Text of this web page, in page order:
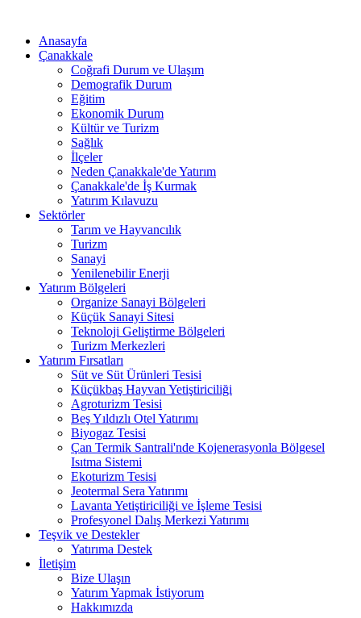
Anasayfa
Çanakkale
Coğrafi Durum ve Ulaşım
Demografik Durum
Eğitim
Ekonomik Durum
Kültür ve Turizm
Sağlık
İlçeler
Neden Çanakkale'de Yatırım
Çanakkale'de İş Kurmak
Yatırım Kılavuzu
Sektörler
Tarım ve Hayvancılık
Turizm
Sanayi
Yenilenebilir Enerji
Yatırım Bölgeleri
Organize Sanayi Bölgeleri
Küçük Sanayi Sitesi
Teknoloji Geliştirme Bölgeleri
Turizm Merkezleri
Yatırım Fırsatları
Süt ve Süt Ürünleri Tesisi
Küçükbaş Hayvan Yetiştiriciliği
Agroturizm Tesisi
Beş Yıldızlı Otel Yatırımı
Biyogaz Tesisi
Çan Termik Santrali'nde Kojenerasyonla Bölgesel
Isıtma Sistemi
Ekoturizm Tesisi
Jeotermal Sera Yatırımı
Lavanta Yetiştiriciliği ve İşleme Tesisi
Profesyonel Dalış Merkezi Yatırımı
Teşvik ve Destekler
Yatırıma Destek
İletişim
Bize Ulaşın
Yatırım Yapmak İstiyorum
Hakkımızda